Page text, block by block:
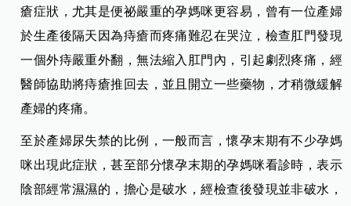
瘡症狀，尤其是便祕嚴重的孕媽咪更容易，曾有一位產婦
於生產後隔天因為痔瘡而疼痛難忍在哭泣，檢查肛門發現
一個外痔嚴重外翻，無法縮入肛門內，引起劇烈疼痛，經
醫師協助將痔瘡推回去，並且開立一些藥物，才稍微緩解
產婦的疼痛。
至於產婦尿失禁的比例，一般而言，懷孕末期有不少孕媽
咪出現此症狀，甚至部分懷孕末期的孕媽咪看診時，表示
陰部經常濕濕的，擔心是破水，經檢查後發現並非破水，